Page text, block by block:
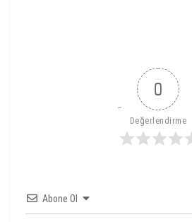
0
Değerlendirme
Abone Ol